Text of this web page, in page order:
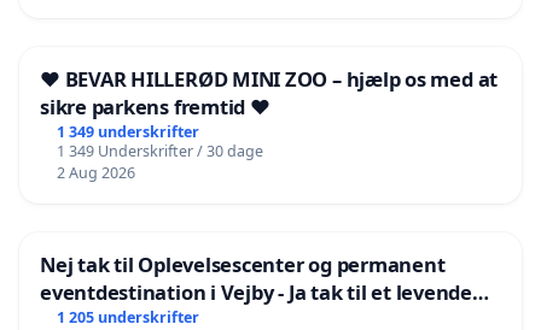
❤️ BEVAR HILLERØD MINI ZOO – hjælp os med at
sikre parkens fremtid ❤️
1 349 underskrifter
1 349 Underskrifter / 30 dage
2 Aug 2026
Nej tak til Oplevelsescenter og permanent
eventdestination i Vejby - Ja tak til et levende
lokalområde i balance
1 205 underskrifter